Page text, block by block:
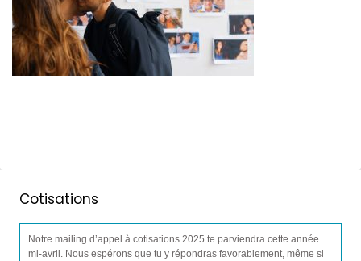
Cotisations
Notre mailing d’appel à cotisations 2025 te parviendra cette année
mi-avril. Nous espérons que tu y répondras favorablement, même si